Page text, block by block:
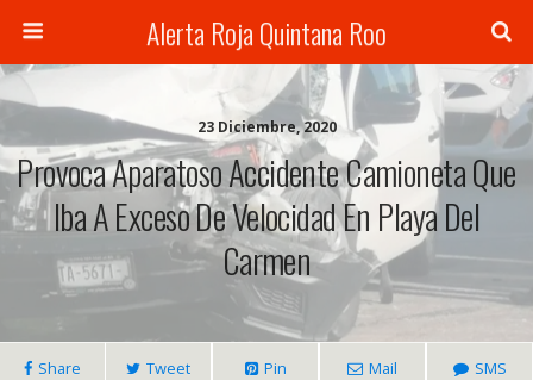
Alerta Roja Quintana Roo
23 Diciembre, 2020
Provoca Aparatoso Accidente Camioneta Que
Iba A Exceso De Velocidad En Playa Del
Carmen
Share Tweet Pin Mail SMS